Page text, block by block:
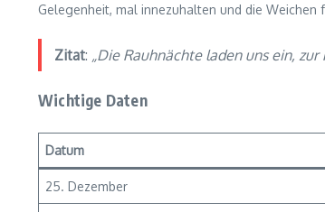
Gelegenheit, mal innezuhalten und die Weichen
Zitat: „Die Rauhnächte laden uns ein,
Wichtige Daten
Datum
25. Dezember